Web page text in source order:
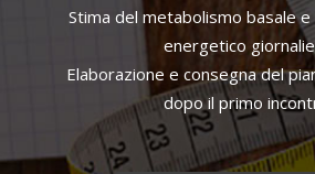
Stima del metabolismo basale
energetico
Elaborazione e consegna del
dopo il primo